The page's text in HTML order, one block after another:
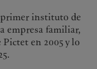
instituto de
empresa familiar,
en 2005 y lo